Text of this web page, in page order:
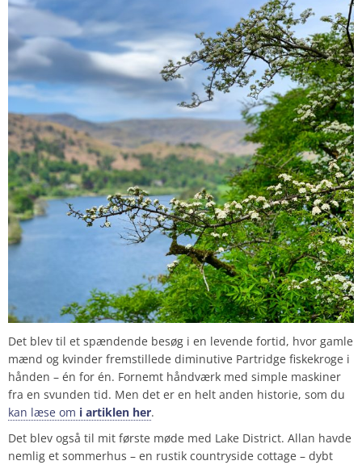
Det blev til et spændende besøg i en levende fortid, hvor gamle
mænd og kvinder fremstillede diminutive Partridge fiskekroge i
hånden – én for én. Fornemt håndværk med simple maskiner
fra en svunden tid. Men det er en helt anden historie, som du
kan læse om i artiklen her.
Det blev også til mit første møde med Lake District. Allan havde
nemlig et sommerhus – en rustik countryside cottage – dybt